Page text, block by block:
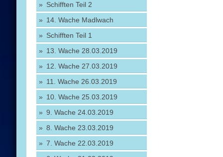
Schifften Teil 2
14. Wache Madlwach
Schifften Teil 1
13. Wache 28.03.2019
12. Wache 27.03.2019
11. Wache 26.03.2019
10. Wache 25.03.2019
9. Wache 24.03.2019
8. Wache 23.03.2019
7. Wache 22.03.2019